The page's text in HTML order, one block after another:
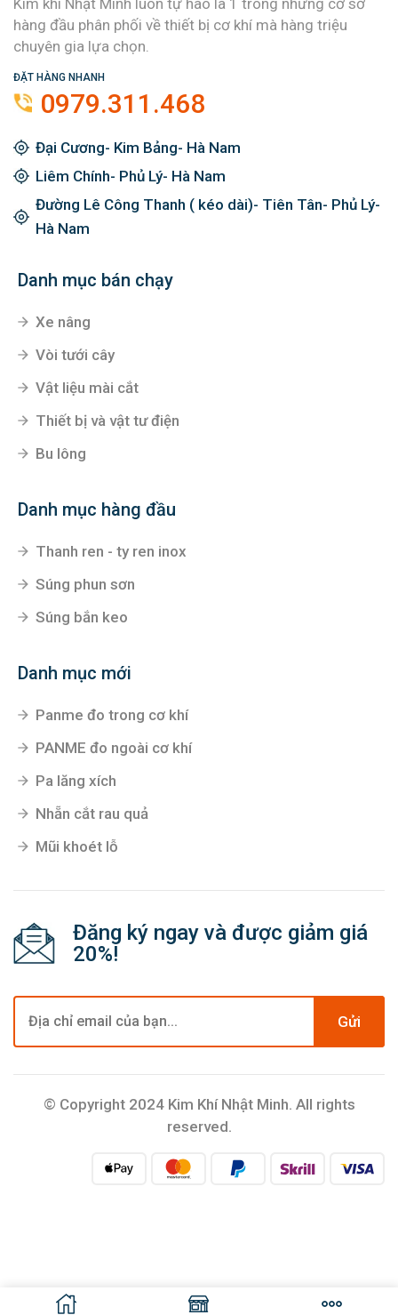
hàng đầu phân phối về thiết bị cơ khí mà hàng triệu
chuyên gia lựa chọn.
ĐẶT HÀNG NHANH
0979.311.468
Đại Cương- Kim Bảng- Hà Nam
Liêm Chính- Phủ Lý- Hà Nam
Đường Lê Công Thanh ( kéo dài)- Tiên Tân- Phủ Lý-
Hà Nam
Danh mục bán chạy
Xe nâng
Vòi tưới cây
Vật liệu mài cắt
Thiết bị và vật tư điện
Bu lông
Danh mục hàng đầu
Thanh ren - ty ren inox
Súng phun sơn
Súng bắn keo
Danh mục mới
Panme đo trong cơ khí
PANME đo ngoài cơ khí
Pa lăng xích
Nhẵn cắt rau quả
Mũi khoét lỗ
Đăng ký ngay và được giảm giá
20%!
Gửi
© Copyright 2024 Kim Khí Nhật Minh. All rights
reserved.